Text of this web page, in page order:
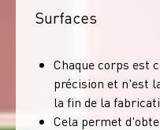
Surfaces
Chaque corps est
précision et n'est
la fin de la
Cela permet